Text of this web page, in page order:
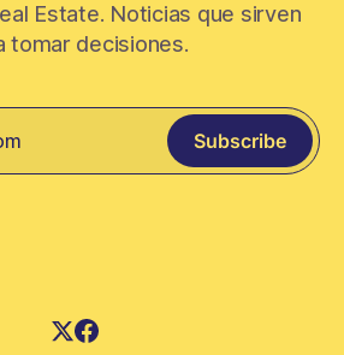
Estate. Noticias que sirven
tomar decisiones.
Subscribe